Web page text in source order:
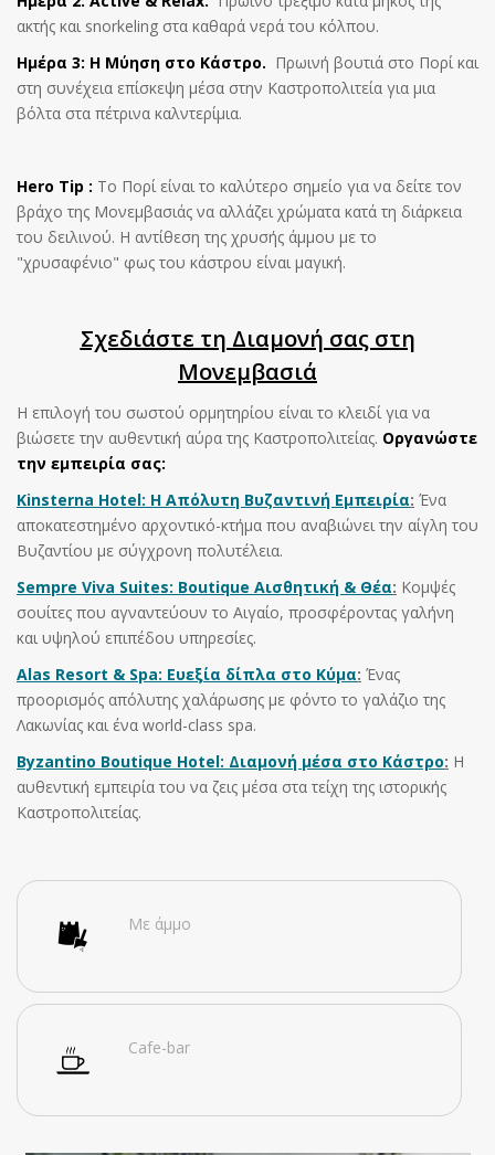
ακτής και snorkeling στα καθαρά νερά του κόλπου.
Ημέρα 3: Η Μύηση στο Κάστρο. Πρωινή βουτιά στο Πορί και
στη συνέχεια επίσκεψη μέσα στην Καστροπολιτεία για μια
βόλτα στα πέτρινα καλντερίμια.
Hero Tip : Το Πορί είναι το καλύτερο σημείο για να δείτε τον
βράχο της Μονεμβασιάς να αλλάζει χρώματα κατά τη διάρκεια
του δειλινού. Η αντίθεση της χρυσής άμμου με το
"χρυσαφένιο" φως του κάστρου είναι μαγική.
Σχεδιάστε τη Διαμονή σας στη
Μονεμβασιά
Η επιλογή του σωστού ορμητηρίου είναι το κλειδί για να
βιώσετε την αυθεντική αύρα της Καστροπολιτείας. Οργανώστε
την εμπειρία σας:
Kinsterna Hotel: Η Απόλυτη Βυζαντινή Εμπειρία: Ένα
αποκατεστημένο αρχοντικό-κτήμα που αναβιώνει την αίγλη του
Βυζαντίου με σύγχρονη πολυτέλεια.
Sempre Viva Suites: Boutique Αισθητική & Θέα: Κομψές
σουίτες που αγναντεύουν το Αιγαίο, προσφέροντας γαλήνη
και υψηλού επιπέδου υπηρεσίες.
Alas Resort & Spa: Ευεξία δίπλα στο Κύμα: Ένας
προορισμός απόλυτης χαλάρωσης με φόντο το γαλάζιο της
Λακωνίας και ένα world-class spa.
Byzantino Boutique Hotel: Διαμονή μέσα στο Κάστρο: Η
αυθεντική εμπειρία του να ζεις μέσα στα τείχη της ιστορικής
Καστροπολιτείας.
Με άμμο
Cafe-bar